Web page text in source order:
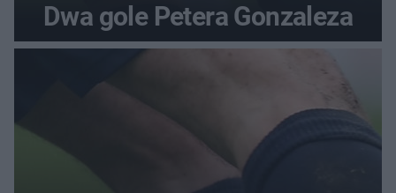
Dwa gole Petera Gonzaleza